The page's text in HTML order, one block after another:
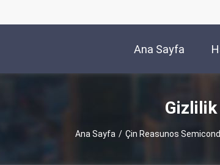
Ana Sayfa
Gizlilik
Ana Sayfa / Çin Reasunos